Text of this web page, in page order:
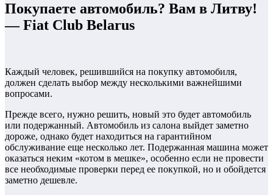
Покупаете автомобиль? Вам в Литву!
— Fiat Club Belarus
Каждый человек, решившийся на покупку автомобиля,
должен сделать выбор между несколькими важнейшими
вопросами.
Прежде всего, нужно решить, новый это будет автомобиль
или подержанный. Автомобиль из салона выйдет заметно
дороже, однако будет находиться на гарантийном
обслуживание еще несколько лет. Подержанная машина может
оказаться неким «котом в мешке», особенно если не провести
все необходимые проверки перед ее покупкой, но и обойдется
заметно дешевле.